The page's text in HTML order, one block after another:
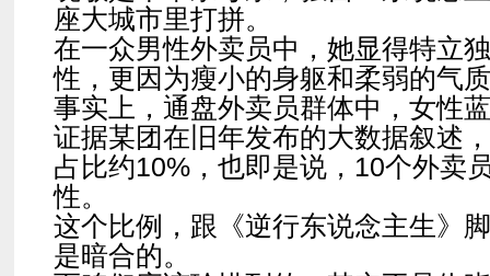
座大城市里打拼。
在一众男性外卖员中，她显得特立
性，更因为瘦小的身躯和柔弱的气
事实上，通盘外卖员群体中，女性
证据某团在旧年发布的大数据叙述
占比约10%，也即是说，10个外卖
性。
这个比例，跟《逆行东说念主生》
是暗合的。